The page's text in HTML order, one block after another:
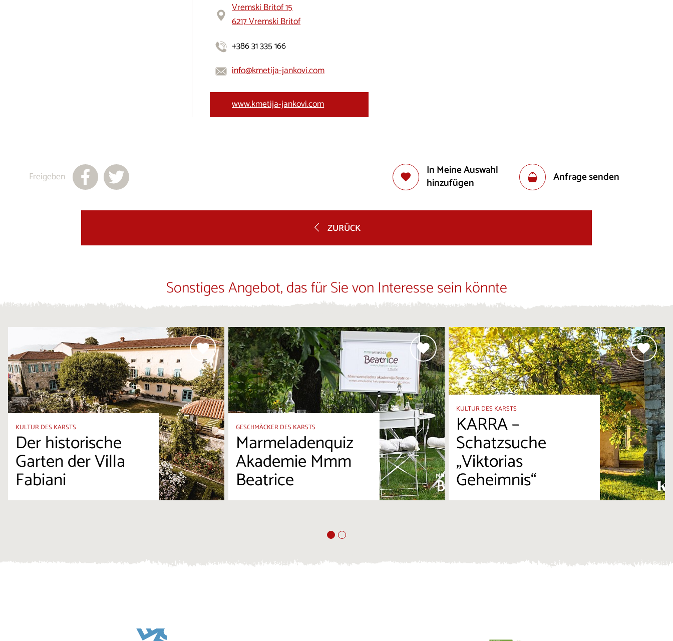
Vremski Britof 15
6217 Vremski Britof
+386 31 335 166
info@kmetija-jankovi.com
www.kmetija-jankovi.com
In Meine Auswahl
hinzufügen
Anfrage senden
Freigeben
ZURÜCK
Sonstiges Angebot, das für Sie von Interesse sein könnte
KULTUR DES KARSTS
Der historische
Garten der Villa
Fabiani
GESCHMÄCKER DES KARSTS
Marmeladenquiz
Akademie Mmm
Beatrice
KULTUR DES KARSTS
KARRA –
Schatzsuche
„Viktorias
Geheimnis“